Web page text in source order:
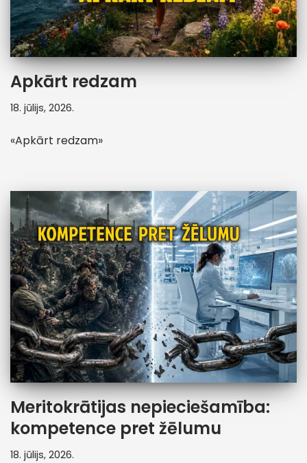
Apkārt redzam
18. jūlijs, 2026.
«Apkārt redzam»
Meritokrātijas nepieciešamība:
kompetence pret žēlumu
18. jūlijs, 2026.